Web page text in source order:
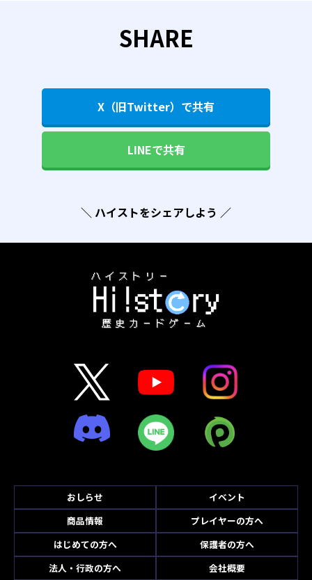
SHARE
X（旧Twitter）で共有
LINEで共有
＼ ハイストをシェアしよう ／
おしらせ
イベント
商品情報
プレイヤーの方へ
はじめての方へ
保護者の方へ
法人・行政の方へ
会社概要